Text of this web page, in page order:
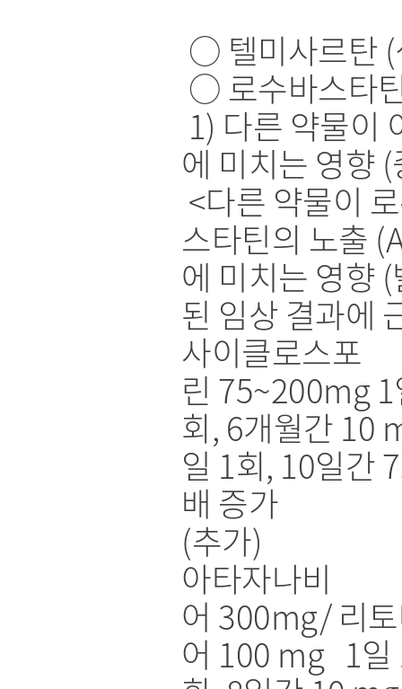
○ 텔미사르탄
○ 로수바스타
1) 다른 약물이
에 미치는 영향
<다른 약물이
스타틴의 노출
에 미치는 영향
된 임상 결과에
사이클로스포
린 75~200mg
회, 6개월간 10
일 1회, 10일간
배 증가
(추가)
아타자나비
어 300mg/ 리
어 100 mg 1일